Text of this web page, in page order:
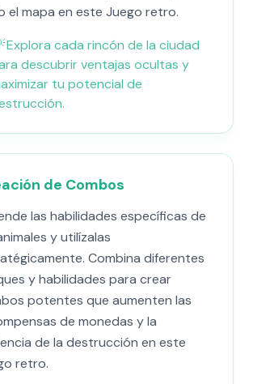
el mapa en este Juego retro.
Explora cada rincón de la ciudad
descubrir ventajas ocultas y
tu potencial de
de Combos
las habilidades específicas de
y utilízalas
Combina diferentes
y habilidades para crear
potentes que aumenten las
de monedas y la
de la destrucción en este
retro.